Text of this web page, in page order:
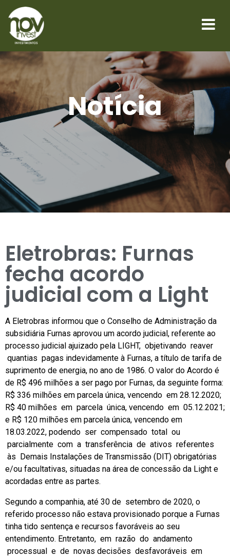
Notícia
Eletrobras: Furnas
fecha acordo
judicial com a Light
A Eletrobras informou que o Conselho de Administração da
subsidiária Furnas aprovou um acordo judicial, referente ao
processo judicial ajuizado pela LIGHT, objetivando reaver
quantias pagas indevidamente à Furnas, a título de tarifa de
suprimento de energia, no ano de 1986. O valor do Acordo é
de R$ 496 milhões a ser pago por Furnas, da seguinte forma:
R$ 336 milhões em parcela única, vencendo em 28.12.2020;
R$ 40 milhões em parcela única, vencendo em 05.12.2021;
e R$ 120 milhões em parcela única, vencendo em
18.03.2022, podendo ser compensado total ou
parcialmente com a transferência de ativos referentes
às Demais Instalações de Transmissão (DIT) obrigatórias
e/ou facultativas, situadas na área de concessão da Light e
acordadas entre as partes.
Segundo a companhia, até 30 de setembro de 2020, o
referido processo não estava provisionado porque a Furnas
tinha tido sentença e recursos favoráveis ao seu
entendimento. Entretanto, em razão do andamento
processual e de novas decisões desfavoráveis em